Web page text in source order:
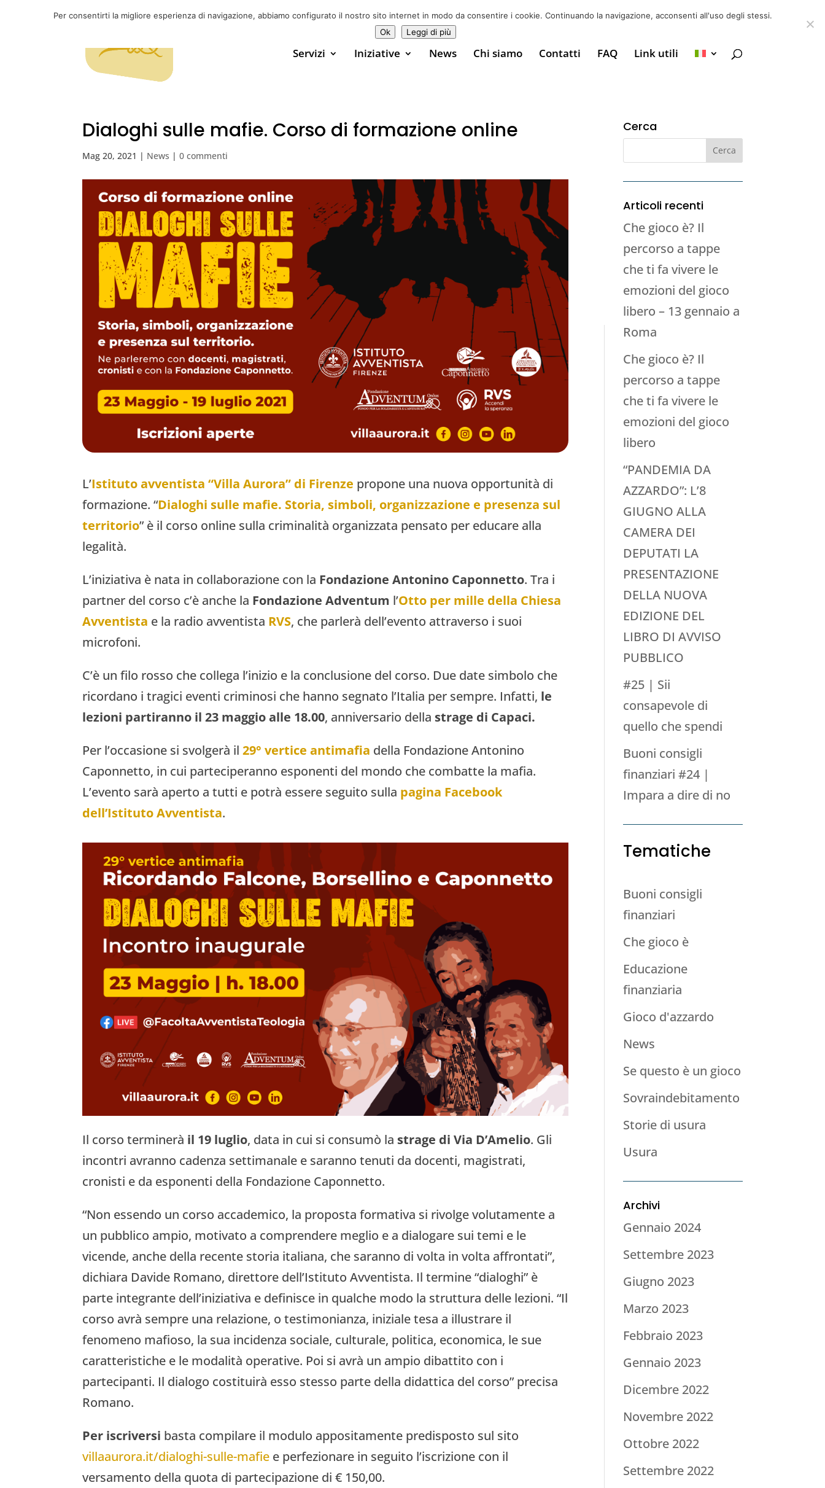
06 39725888 info@adventum.org
♥ Sostienici
Servizi Iniziative News Chi siamo Contatti FAQ Link utili
Dialoghi sulle mafie. Corso di formazione online
Mag 20, 2021 | News |0 commenti
L’Istituto avventista “Villa Aurora” di Firenze propone una nuova opportunità di
formazione. “Dialoghi sulle mafie. Storia, simboli, organizzazione e presenza sul
territorio” è il corso online sulla criminalità organizzata pensato per educare alla
legalità.
L’iniziativa è nata in collaborazione con la Fondazione Antonino Caponnetto. Tra i
partner del corso c’è anche la Fondazione Adventum l’Otto per mille della Chiesa
Avventista e la radio avventista RVS, che parlerà dell’evento attraverso i suoi
microfoni.
C’è un filo rosso che collega l’inizio e la conclusione del corso. Due date simbolo che
ricordano i tragici eventi criminosi che hanno segnato l’Italia per sempre. Infatti, le
lezioni partiranno il 23 maggio alle 18.00, anniversario della strage di Capaci.
Per l’occasione si svolgerà il29° vertice antimafia della Fondazione Antonino
Caponnetto, in cui parteciperanno esponenti del mondo che combatte la mafia.
L’evento sarà aperto a tutti e potrà essere seguito sulla pagina Facebook
dell’Istituto Avventista.
Il corso terminerà il 19 luglio, data in cui si consumò la strage di Via D’Amelio. Gli
incontri avranno cadenza settimanale e saranno tenuti da docenti, magistrati,
cronisti e da esponenti della Fondazione Caponnetto.
“Non essendo un corso accademico, la proposta formativa si rivolge volutamente a
un pubblico ampio, motivato a comprendere meglio e a dialogare sui temi e le
vicende, anche della recente storia italiana, che saranno di volta in volta affrontati”,
dichiara Davide Romano, direttore dell’Istituto Avventista. Il termine “dialoghi” è
parte integrante dell’iniziativa e definisce in qualche modo la struttura delle lezioni. “Il
corso avrà sempre una relazione, o testimonianza, iniziale tesa a illustrare il
fenomeno mafioso, la sua incidenza sociale, culturale, politica, economica, le sue
caratteristiche e le modalità operative. Poi si avrà un ampio dibattito con i
partecipanti. Il dialogo costituirà esso stesso parte della didattica del corso” precisa
Romano.
Per iscriversi basta compilare il modulo appositamente predisposto sul sito
villaaurora.it/dialoghi-sulle-mafie e perfezionare in seguito l’iscrizione con il
versamento della quota di partecipazione di € 150,00.
Cerca
Articoli recenti
Che gioco è? Il
percorso a tappe
che ti fa vivere le
emozioni del gioco
libero – 13 gennaio a
Roma
Che gioco è? Il
percorso a tappe
che ti fa vivere le
emozioni del gioco
libero
“PANDEMIA DA
AZZARDO”: L’8
GIUGNO ALLA
CAMERA DEI
DEPUTATI LA
PRESENTAZIONE
DELLA NUOVA
EDIZIONE DEL
LIBRO DI AVVISO
PUBBLICO
#25 | Sii
consapevole di
quello che spendi
Buoni consigli
finanziari #24 |
Impara a dire di no
Tematiche
Buoni consigli
finanziari
Che gioco è
Educazione
finanziaria
Gioco d'azzardo
News
Se questo è un gioco
Sovraindebitamento
Storie di usura
Usura
Archivi
Gennaio 2024
Settembre 2023
Giugno 2023
Marzo 2023
Febbraio 2023
Gennaio 2023
Dicembre 2022
Novembre 2022
Ottobre 2022
Settembre 2022
Per consentirti la migliore esperienza di navigazione, abbiamo configurato il nostro sito internet in modo da consentire i cookie. Continuando la navigazione, acconsenti all'uso degli stessi.
Ok
Leggi di più